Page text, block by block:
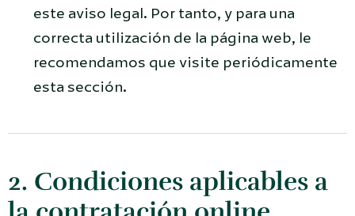
este aviso legal. Por tanto, y para una
correcta utilización de la página web, le
recomendamos que visite periódicamente
esta sección.
2. Condiciones aplicables a